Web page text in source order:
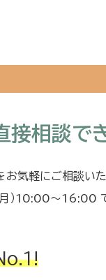
接相談で
お気軽にご相談い
）10:00～16:00 で